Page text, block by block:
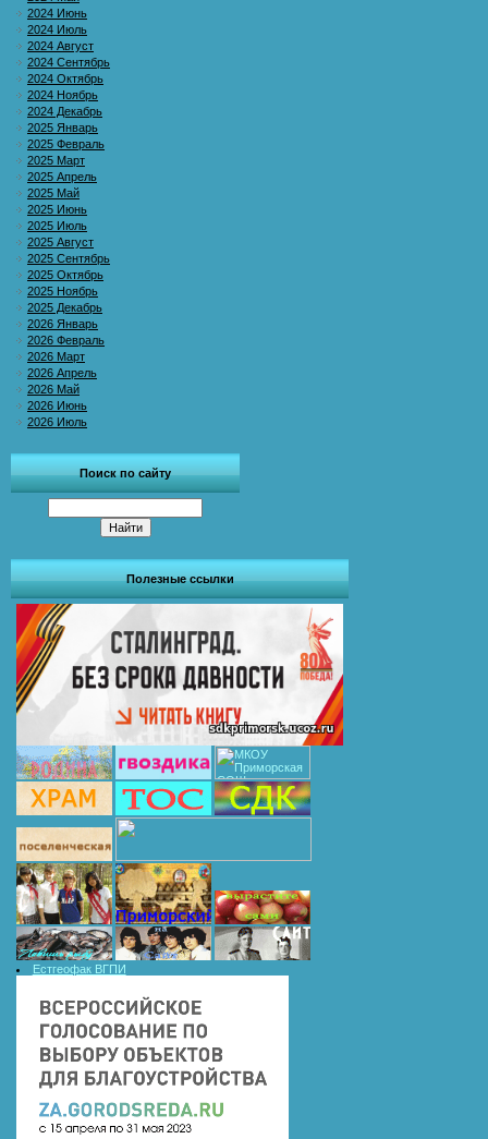
2024 Июнь
2024 Июль
2024 Август
2024 Сентябрь
2024 Октябрь
2024 Ноябрь
2024 Декабрь
2025 Январь
2025 Февраль
2025 Март
2025 Апрель
2025 Май
2025 Июнь
2025 Июль
2025 Август
2025 Сентябрь
2025 Октябрь
2025 Ноябрь
2025 Декабрь
2026 Январь
2026 Февраль
2026 Март
2026 Апрель
2026 Май
2026 Июнь
2026 Июль
Поиск по сайту
Полезные ссылки
Естгеофак ВГПИ